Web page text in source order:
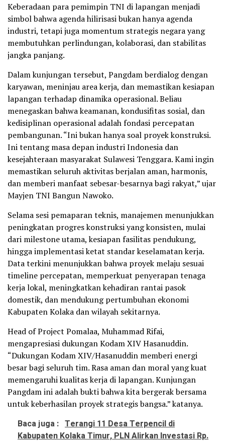
Keberadaan para pemimpin TNI di lapangan menjadi
simbol bahwa agenda hilirisasi bukan hanya agenda
industri, tetapi juga momentum strategis negara yang
membutuhkan perlindungan, kolaborasi, dan stabilitas
jangka panjang.
Dalam kunjungan tersebut, Pangdam berdialog dengan
karyawan, meninjau area kerja, dan memastikan kesiapan
lapangan terhadap dinamika operasional. Beliau
menegaskan bahwa keamanan, kondusifitas sosial, dan
kedisiplinan operasional adalah fondasi percepatan
pembangunan. “Ini bukan hanya soal proyek konstruksi.
Ini tentang masa depan industri Indonesia dan
kesejahteraan masyarakat Sulawesi Tenggara. Kami ingin
memastikan seluruh aktivitas berjalan aman, harmonis,
dan memberi manfaat sebesar-besarnya bagi rakyat,” ujar
Mayjen TNI Bangun Nawoko.
Selama sesi pemaparan teknis, manajemen menunjukkan
peningkatan progres konstruksi yang konsisten, mulai
dari milestone utama, kesiapan fasilitas pendukung,
hingga implementasi ketat standar keselamatan kerja.
Data terkini menunjukkan bahwa proyek melaju sesuai
timeline percepatan, memperkuat penyerapan tenaga
kerja lokal, meningkatkan kehadiran rantai pasok
domestik, dan mendukung pertumbuhan ekonomi
Kabupaten Kolaka dan wilayah sekitarnya.
Head of Project Pomalaa, Muhammad Rifai,
mengapresiasi dukungan Kodam XIV Hasanuddin.
“Dukungan Kodam XIV/Hasanuddin memberi energi
besar bagi seluruh tim. Rasa aman dan moral yang kuat
memengaruhi kualitas kerja di lapangan. Kunjungan
Pangdam ini adalah bukti bahwa kita bergerak bersama
untuk keberhasilan proyek strategis bangsa.” katanya.
Baca juga : Terangi 11 Desa Terpencil di
Kabupaten Kolaka Timur, PLN Alirkan Investasi Rp.